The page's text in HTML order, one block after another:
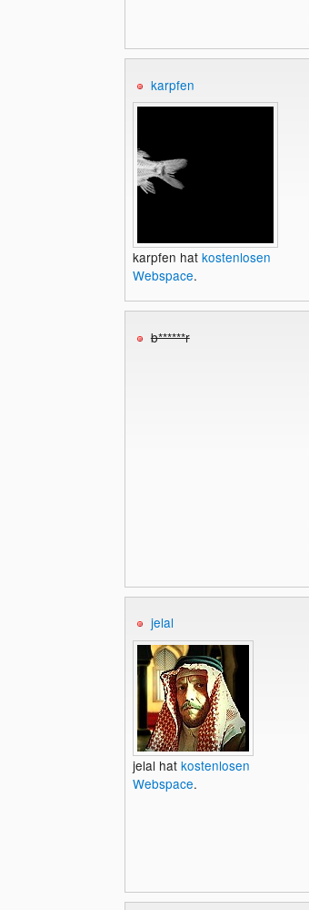
karpfen
karpfen hat kostenlosen
Webspace.
b******r
jelal
jelal hat kostenlosen
Webspace.